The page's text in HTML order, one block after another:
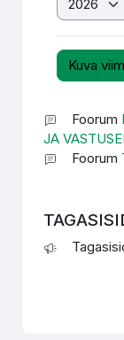
Foorum
JA
Foorum